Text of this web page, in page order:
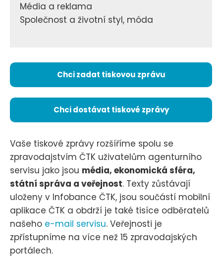
Média a reklama
Společnost a životní styl, móda
Chci zadat tiskovou zprávu
Chci dostávat tiskové zprávy
Vaše tiskové zprávy rozšíříme spolu se
zpravodajstvím ČTK uživatelům agenturního
servisu jako jsou média, ekonomická sféra,
státní správa a veřejnost. Texty zůstávají
uloženy v Infobance ČTK, jsou součástí mobilní
aplikace ČTK a obdrží je také tisíce odběratelů
našeho e-mail servisu. Veřejnosti je
zpřístupníme na více než 15 zpravodajských
portálech.